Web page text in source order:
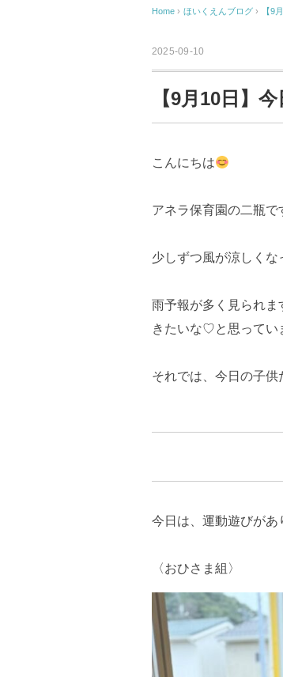
Home › ほいくえんブログ › 【9
2025-09-10
【9月10日】
こんにちは
アネラ保育園の二瓶で
少しずつ風が涼しくな
雨予報が多く見られ
きたいな♡と思ってい
それでは、今日の子供
今日は、運動遊びがあ
〈おひさま組〉